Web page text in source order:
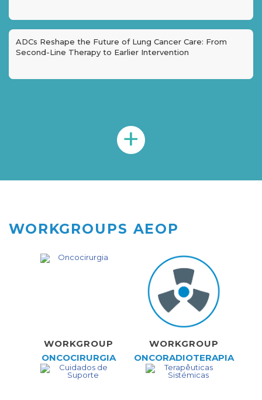
ADCs Reshape the Future of Lung Cancer Care: From
Second-Line Therapy to Earlier Intervention
+
WORKGROUPS AEOP
WORKGROUP
ONCOCIRURGIA
WORKGROUP
ONCORADIOTERAPIA